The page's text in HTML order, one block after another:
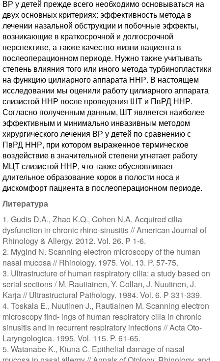
ВР у детей прежде всего необходимо основываться на
двух основных критериях: эффективность метода в
лечении назальной обструкции и побочные эффекты,
возникающие в краткосрочной и долгосрочной
перспективе, а также качество жизни пациента в
послеоперационном периоде. Нужно также учитывать
степень влияния того или иного метода турбинопластики
на функцию цилиарного аппарата ННР. В настоящем
исследовании мы оценили работу цилиарного аппарата
слизистой ННР после проведения ШТ и ПвРД ННР.
Согласно полученным данным, ШТ является наиболее
эффективным и минимально инвазивным методом
хирургического лечения ВР у детей по сравнению с
ПвРД ННР, при котором выраженное термическое
воздействие в значительной степени угнетает работу
МЦТ слизистой ННР, что также обусловливает
длительное образование корок в полости носа и
дискомфорт пациента в послеоперационном периоде.
Литература
1. Gudis D.A., Zhao K.Q., Cohen N.A. Acquired cilia
dysfunction in chronic rhino-sinusitis // American Journal of
Rhinology & Allergy. 2012. Vol. 26. P 1-6.
2. Mygind N. Scanning electron microscopy of the human
nasal mucosa // Rhinology. 1975. Vol. 13. P. 57-75.
3. Ultrastructure of human respiratory cilia: a study based on
serial sections / M. Rautiainen, Y. Collan, J. Nuutinen, J.
Karja // Ultrastructural Pathology. 1984. Vol. 6. P 331-339.
4. Toskala E., Nuutinen J., Rautiainen M. Scanning electron
microscopy find- ings of human respiratory cilia in chronic
sinusitis and in recurrent respiratory infections // Acta Oto-
Laryngologica. 1995. Vol. 115. P. 61-65.
5. Watanabe K., Kiuna C. Epithelial damage of nasal